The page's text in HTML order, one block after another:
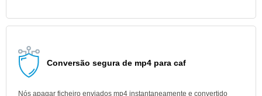
Conversão segura de mp4 para caf
Nós apagar ficheiro enviados mp4 instantaneamente e convertido